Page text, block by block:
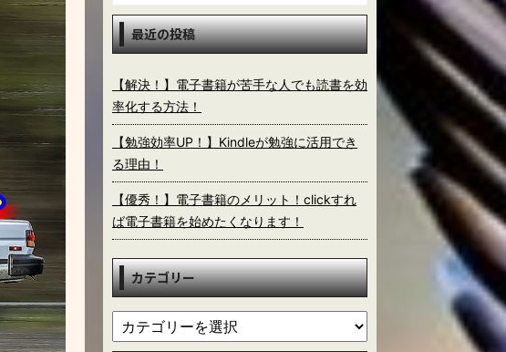
最近の投稿
【解決！】電子書籍が苦手な人でも読書を効
率化する方法！
【勉強効率UP！】Kindleが勉強に活用でき
る理由！
【優秀！】電子書籍のメリット！clickすれ
ば電子書籍を始めたくなります！
カテゴリー